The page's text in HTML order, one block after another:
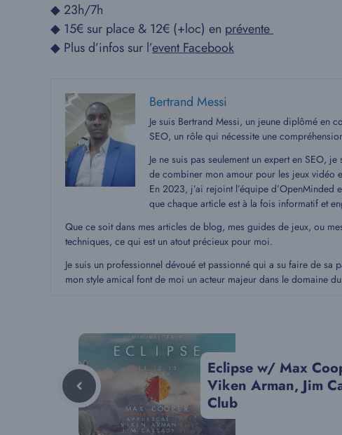
◆ 23h/7h
◆ 15€ sur place & 12€ (+loc) en prévente
◆ Plus d’infos sur l’event Facebook
Bertrand Messi
Je suis Bertrand Messi, un jeune diplômé en
SEO, un rôle qui nécessite une
Je ne suis pas seulement un expert en SEO,
de combiner mon amour pour les jeux vidéo
En 2023, j’ai rejoint l’équipe d’OpenMinded
que chaque article est à la fois informatif et
Que ce soit dans mes articles de blog, mes guides de jeux, ou
techniques, ce qui est un atout précieux pour moi.
Je suis un professionnel dévoué et passionné qui a su faire de
mon style amical font de moi un acteur majeur dans le domaine
Eclipse w/ Max
Viken Arman, Jim
Club